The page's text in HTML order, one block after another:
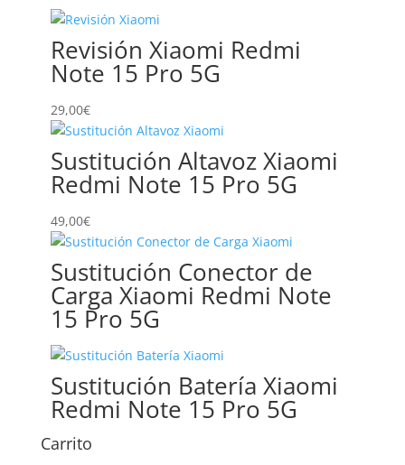
Revisión Xiaomi Redmi
Note 15 Pro 5G
29,00€
Sustitución Altavoz Xiaomi
Redmi Note 15 Pro 5G
49,00€
Sustitución Conector de
Carga Xiaomi Redmi Note
15 Pro 5G
Sustitución Batería Xiaomi
Redmi Note 15 Pro 5G
Carrito